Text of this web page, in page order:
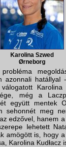
Karolina Szwed
Ørneborg
azonnali hatállyal
még a
együtt mentek
sehonnét meg
edzővel, hanem
lehetett
amögött is, hogy
Karolina Kudłacz